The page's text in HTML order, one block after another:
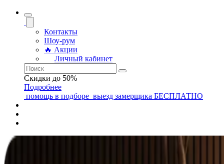
Контакты
Шоу-рум
🔥 Акции
Личный кабинет
Скидки до 50%
Подробнее
помощь в подборе выезд замерщика БЕСПЛАТНО